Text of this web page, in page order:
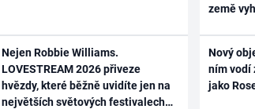
Nejen Robbie Williams.
LOVESTREAM 2026 přiveze
hvězdy, které běžně uvidíte jen na
největších světových festivalech
země
Nový
ním vodí
jako